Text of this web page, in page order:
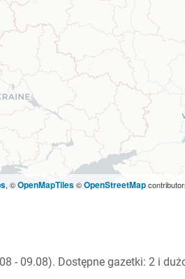
, ©OpenMapTiles©OpenStreetMap
- 09.08). Dostępne gazetki: 2 i